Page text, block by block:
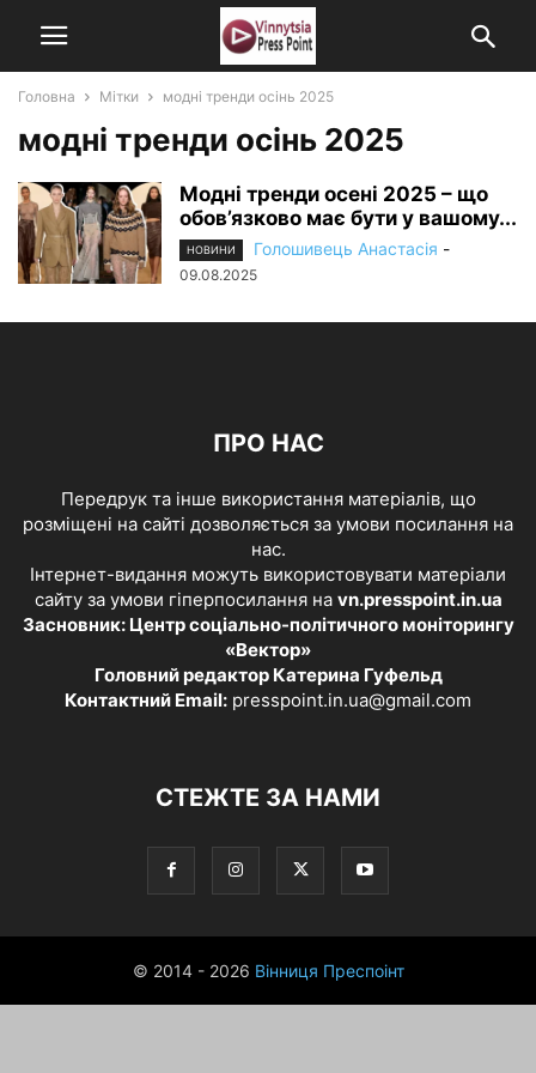
Головна Мітки модні тренди осінь 2025
модні тренди осінь 2025
Модні тренди осені 2025 – що
обов’язково має бути у вашому...
НОВИНИ Голошивець Анастасія -
09.08.2025
ПРО НАС
Передрук та інше використання матеріалів, що
розміщені на сайті дозволяється за умови посилання на
нас.
Інтернет-видання можуть використовувати матеріали
сайту за умови гіперпосилання на vn.presspoint.in.ua
Засновник: Центр соціально-політичного моніторингу
«Вектор»
Головний редактор Катерина Гуфельд
Контактний Email: presspoint.in.ua@gmail.com
СТЕЖТЕ ЗА НАМИ
© 2014 - 2026 Вінниця Преспоінт